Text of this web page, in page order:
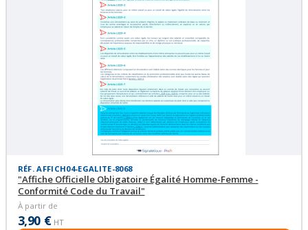
RÉF. AFFICH04-EGALITE-8068
"Affiche Officielle Obligatoire Égalité Homme-Femme -
Conformité Code du Travail"
À partir de
3,90 € HT